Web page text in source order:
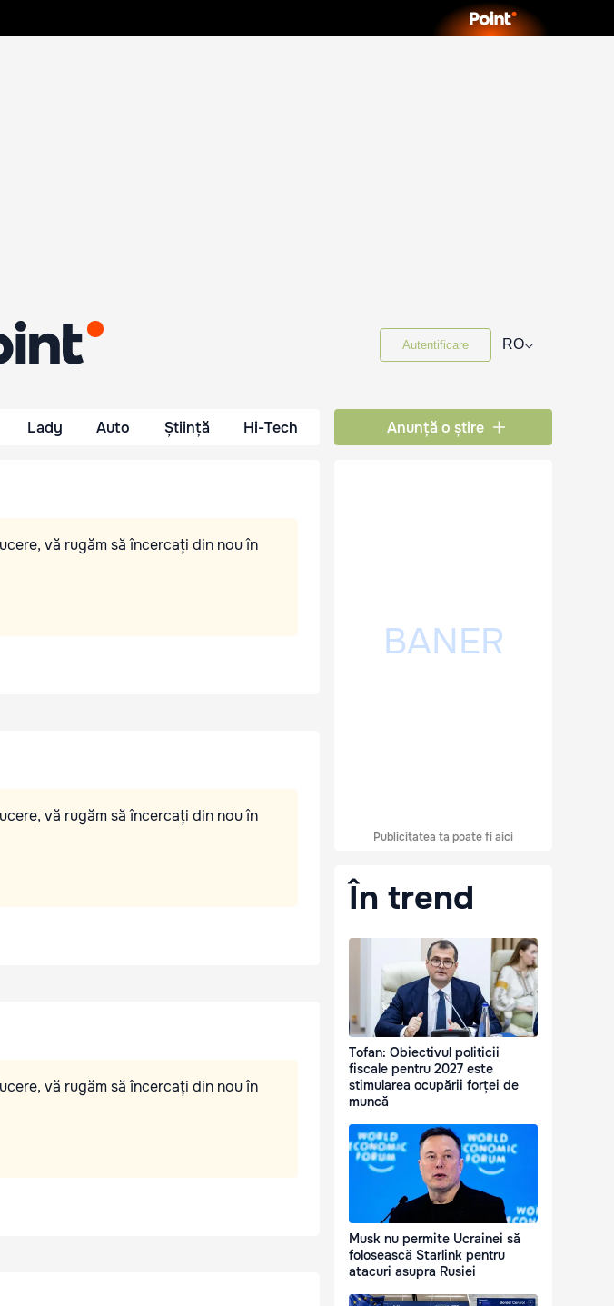
Autentificare RO⌵
Lady Auto Știință Hi-Tech Anunță o știre
vă rugăm să încercați din nou în
vă rugăm să încercați din nou în
vă rugăm să încercați din nou în
Publicitatea ta poate fi aici
În trend
Tofan: Obiectivul politicii
fiscale pentru 2027 este
stimularea ocupării forței de
muncă
Musk nu permite Ucrainei să
folosească Starlink pentru
atacuri asupra Rusiei